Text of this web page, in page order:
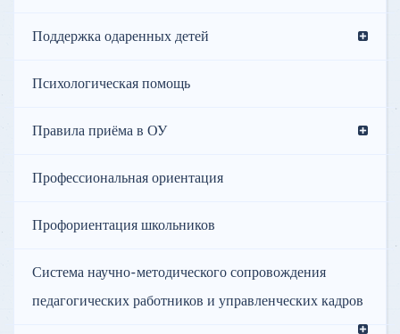
Поддержка одаренных детей
Психологическая помощь
Правила приёма в ОУ
Профессиональная ориентация
Профориентация школьников
Система научно-методического сопровождения
педагогических работников и управленческих кадров